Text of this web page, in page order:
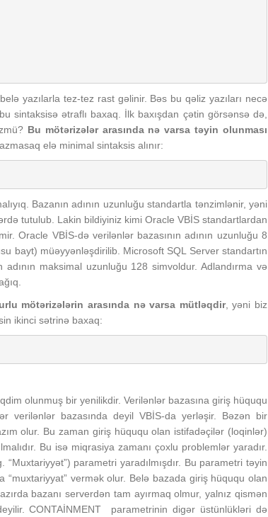
yazılarla tez-tez rast gəlinir. Bəs bu qəliz yazıları necə
sintaksisə ətraflı baxaq. İlk baxışdan çətin görsənsə də,
Bu mötərizələr arasında nə varsa təyin olunması
elə minimal sintaksis alınır:
Bazanın adının uzunluğu standartla tənzimlənir, yəni
tutulub. Lakin bildiyiniz kimi Oracle VBİS standartlardan
Oracle VBİS-də verilənlər bazasının adının uzunluğu 8
bayt) müəyyənləşdirilib. Microsoft SQL Server standartın
maksimal uzunluğu 128 simvoldur. Adlandırma və
mötərizələrin arasında nə varsa mütləqdir, yəni biz
ikinci sətrinə baxaq:
olunmuş bir yenilikdir. Verilənlər bazasına giriş hüququ
verilənlər bazasında deyil VBİS-da yerləşir. Bəzən bir
olur. Bu zaman giriş hüququ olan istifadəçilər (loqinlər)
Bu isə miqrasiya zamanı çoxlu problemlər yaradır.
parametri yaradılmışdır. Bu parametri təyin
“muxtariyyat” vermək olur. Belə bazada giriş hüququ olan
bazanı serverdən tam ayırmaq olmur, yalnız qismən
CONTAİNMENT parametrinin digər üstünlükləri də